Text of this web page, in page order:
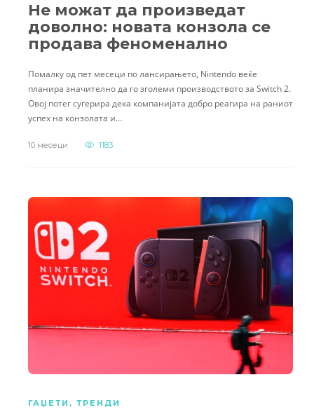
Не можат да произведат
доволно: новата конзола се
продава феноменално
Помалку од пет месеци по лансирањето, Nintendo веќе
планира значително да го зголеми производството за Switch 2.
Овој потег сугерира дека компанијата добро реагира на раниот
успех на конзолата и…
10 месеци 1183
ГАЏЕТИ , ТРЕНДИ